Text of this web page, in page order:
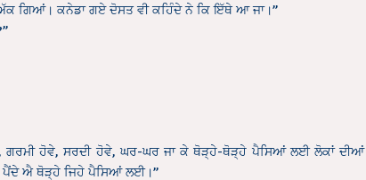
ਅੱਕ ਗਿਆਂ। ਕਨੇਡਾ ਗਏ ਦੋਸਤ ਵੀ ਕਹਿੰਦੇ ਨੇ ਕਿ ਇੱਥੇ ਆ ਜਾ।”
ਗਰਮੀ ਹੋਵੇ, ਸਰਦੀ ਹੋਵੇ, ਘਰ-ਘਰ ਜਾ ਕੇ ਥੋੜ੍ਹੇ-ਥੋੜ੍ਹੇ ਪੈਸਿਆਂ ਲਈ ਲੋਕਾਂ ਦੀਆਂ
ਪੈਂਦੇ ਐ ਥੋੜ੍ਹੇ ਜਿਹੇ ਪੈਸਿਆਂ ਲਈ।”